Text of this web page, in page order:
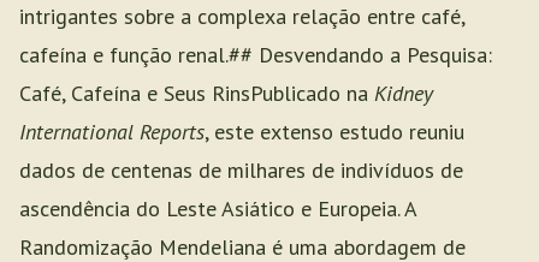
intrigantes sobre a complexa relação entre café,
cafeína e função renal.## Desvendando a Pesquisa:
Café, Cafeína e Seus RinsPublicado na Kidney
International Reports, este extenso estudo reuniu
dados de centenas de milhares de indivíduos de
ascendência do Leste Asiático e Europeia. A
Randomização Mendeliana é uma abordagem de